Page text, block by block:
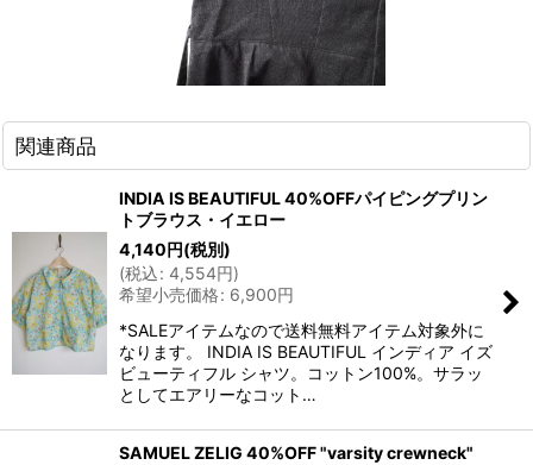
関連商品
INDIA IS BEAUTIFUL 40%OFFパイピングプリン
トブラウス・イエロー
4,140円(税別)
(税込: 4,554円)
希望小売価格: 6,900円
*SALEアイテムなので送料無料アイテム対象外に
なります。 INDIA IS BEAUTIFUL インディア イズ
ビューティフル シャツ。コットン100%。サラッ
としてエアリーなコット…
SAMUEL ZELIG 40%OFF "varsity crewneck"